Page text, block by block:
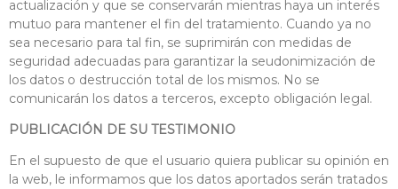
actualización y que se conservarán mientras haya un interés
mutuo para mantener el fin del tratamiento. Cuando ya no
sea necesario para tal fin, se suprimirán con medidas de
seguridad adecuadas para garantizar la seudonimización de
los datos o destrucción total de los mismos. No se
comunicarán los datos a terceros, excepto obligación legal.
PUBLICACIÓN DE SU TESTIMONIO
En el supuesto de que el usuario quiera publicar su opinión en
la web, le informamos que los datos aportados serán tratados